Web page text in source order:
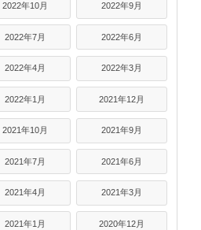
2022年10月 2022年9月
2022年7月 2022年6月
2022年4月 2022年3月
2022年1月 2021年12月
2021年10月 2021年9月
2021年7月 2021年6月
2021年4月 2021年3月
2021年1月 2020年12月